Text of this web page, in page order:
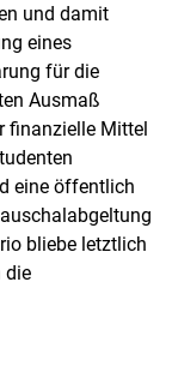
und damit
eines
für die
Ausmaß
finanzielle Mittel
eine öffentlich
bliebe letztlich
die